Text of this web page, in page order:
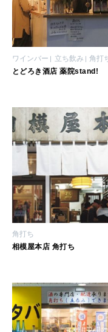
2026年9月号「北海
2026年8
2026年7月号「鎌倉 ロ
2026年6月号「大銀座
2026年4月号「
ワインバー 立ち飲み 角打
とどろき酒店 薬院stand!
角打ち
相模屋本店 角打ち